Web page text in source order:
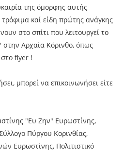
της όμορφης αυτής
καί είδη πρώτης ανάγκης
στο σπίτι που λειτουργεί το
Αρχαία Κόρινθο, όπως
flyer !
μπορεί να επικοινωνήσει είτε
"Ευ Ζην" Ευρωστίνης,
Πύργου Κορινθίας,
Ευρωστίνης, Πολιτιστικό